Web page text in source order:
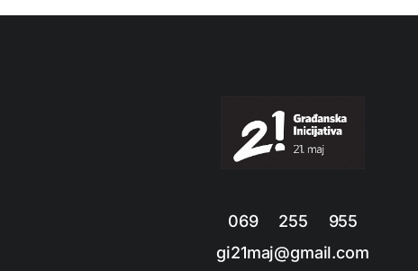
069 255 955
gi21maj@gmail.com